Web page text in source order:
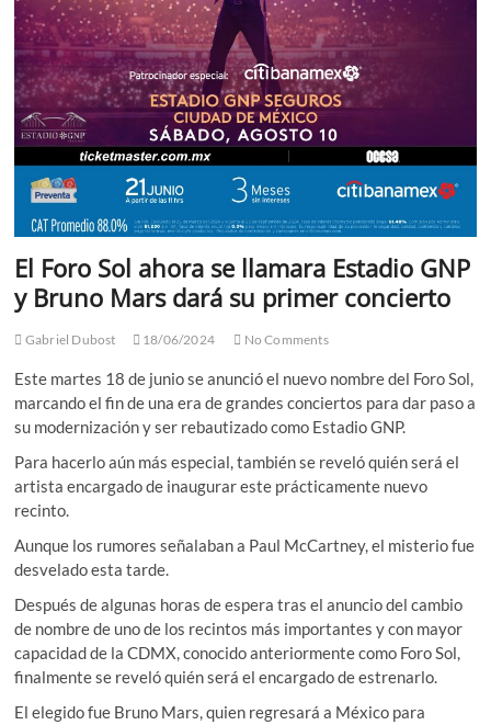
El Foro Sol ahora se llamara Estadio GNP
y Bruno Mars dará su primer concierto
Gabriel Dubost 18/06/2024 No Comments
Este martes 18 de junio se anunció el nuevo nombre del Foro Sol,
marcando el fin de una era de grandes conciertos para dar paso a
su modernización y ser rebautizado como Estadio GNP.
Para hacerlo aún más especial, también se reveló quién será el
artista encargado de inaugurar este prácticamente nuevo
recinto.
Aunque los rumores señalaban a Paul McCartney, el misterio fue
desvelado esta tarde.
Después de algunas horas de espera tras el anuncio del cambio
de nombre de uno de los recintos más importantes y con mayor
capacidad de la CDMX, conocido anteriormente como Foro Sol,
finalmente se reveló quién será el encargado de estrenarlo.
El elegido fue Bruno Mars, quien regresará a México para